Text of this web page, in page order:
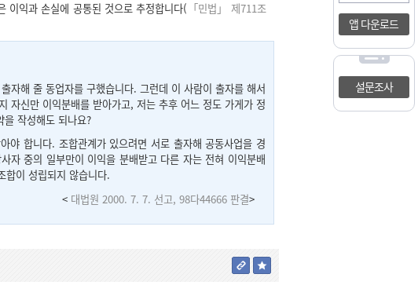
앱 다운로드
설문조사
이익과 손실에 공통된 것으로 추정합니다( 「민법」 제711조
자해 줄 동업자를 구했습니다. 그런데 이 사람이 출자를 해서
자신만 이익분배를 받아가고, 저는 추후 어느 정도 가게가 정
작성해도 되나요?
야 합니다. 조합관계가 있으려면 서로 출자해 공동사업을 경
자 중의 일부만이 이익을 분배받고 다른 자는 전혀 이익분배
합이 성립되지 않습니다.
< 대법원 2000. 7. 7. 선고, 98다44666 판결>